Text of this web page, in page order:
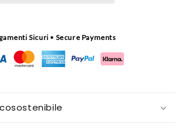
Sicuri • Secure Payments